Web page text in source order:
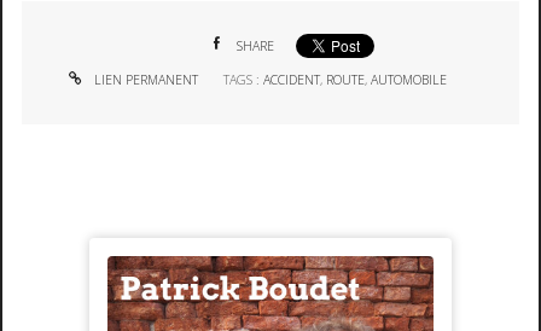
SHARE
LIEN PERMANENT TAGS :ACCIDENT, ROUTE,AUTOMOBILE